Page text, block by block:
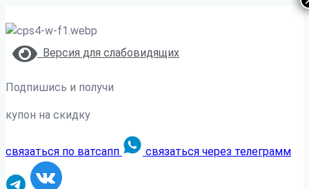
Версия для слабовидящих
Подпишись и получи
купон на скидку
связаться по ватсапп связаться через телеграмм